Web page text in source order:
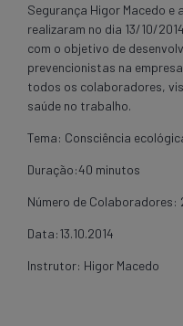
Segurança Higor Macedo e
realizaram no dia 13/10/
com o objetivo de
prevencionistas na
todos os colaboradores,
saúde no trabalho.
Tema: Consciência
Duração:40 minutos
Número de Colaboradores:
Data:13.10.2014
Instrutor: Higor Macedo